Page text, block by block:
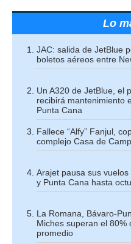
Lo
JAC: salida de JetBlue
boletos aéreos entre
Un A320 de JetBlue, el
recibirá mantenimiento
Punta Cana
Fallece “Alfy” Fanjul,
complejo Casa de
Arajet pausa sus
y Punta Cana hasta
La Romana, Bávaro-
Miches superan el 80%
promedio